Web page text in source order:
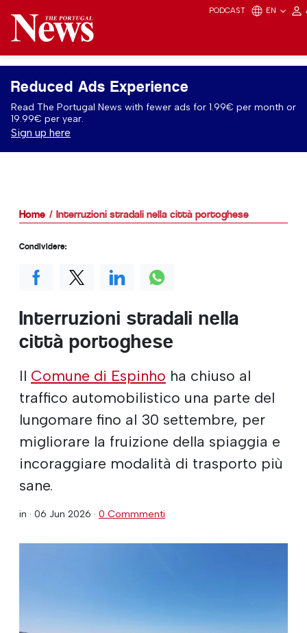
PODCAST EN
Reduced Ads Experience
Read The Portugal News with fewer ads for 1.99€ per month or
19.99€ per year.
Sign up here
Home Interruzioni stradali nella città portoghese
Interruzioni stradali nella
città portoghese
Il Comune di Espinho ha chiuso al
traffico automobilistico una parte del
lungomare fino al 30 settembre, per
migliorare la fruizione della spiaggia e
incoraggiare modalità di trasporto più
sane.
in · 06 Jun 2026 · 0 Commmenti
Condividere: